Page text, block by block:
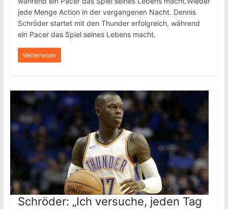
jede Menge Action in der vergangenen Nacht. Dennis
Schröder startet mit den Thunder erfolgreich, während
ein Pacer das Spiel seines Lebens macht.
Weiterlesen
Schröder: „Ich versuche, jeden Tag